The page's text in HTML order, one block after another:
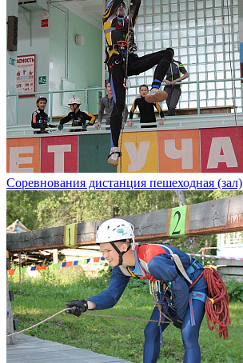
Соревнования дистанция пешеходная (зал)